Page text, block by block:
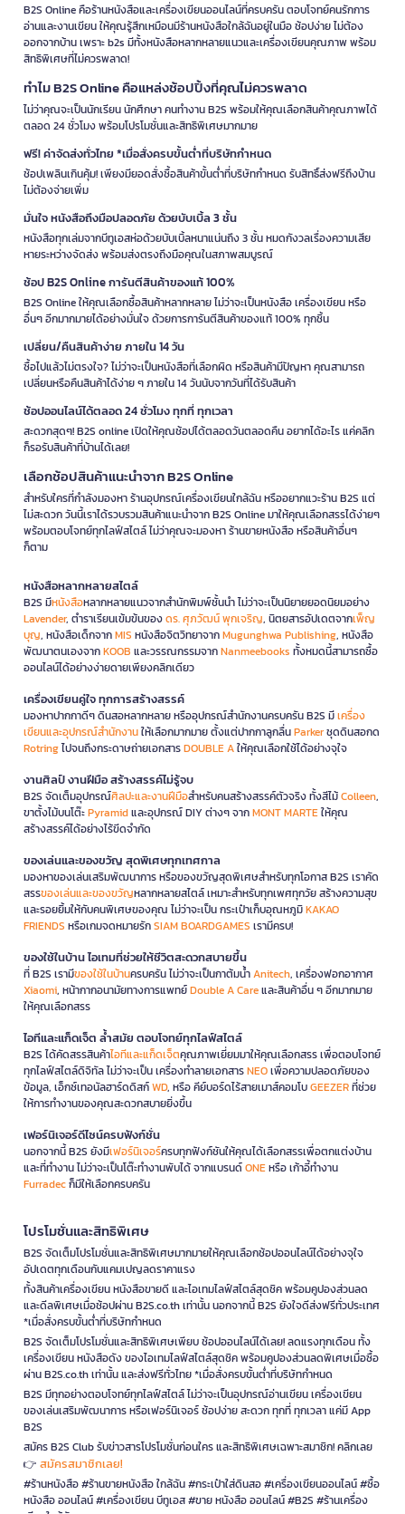
B2S Online คือร้านหนังสือและเครื่องเขียนออนไลน์ที่ครบครัน ตอบโจทย์คนรักการ
อ่านและงานเขียน ให้คุณรู้สึกเหมือนมีร้านหนังสือใกล้ฉันอยู่ในมือ ช้อปง่าย ไม่ต้อง
ออกจากบ้าน เพราะ b2s มีทั้งหนังสือหลากหลายแนวและเครื่องเขียนคุณภาพ พร้อม
สิทธิพิเศษที่ไม่ควรพลาด!
ทำไม B2S Online คือแหล่งช้อปปิ้งที่คุณไม่ควรพลาด
ไม่ว่าคุณจะเป็นนักเรียน นักศึกษา คนทำงาน B2S พร้อมให้คุณเลือกสินค้าคุณภาพได้
ตลอด 24 ชั่วโมง พร้อมโปรโมชั่นและสิทธิพิเศษมากมาย
ฟรี! ค่าจัดส่งทั่วไทย *เมื่อสั่งครบขั้นต่ำที่บริษัทกำหนด
ช้อปเพลินเกินคุ้ม! เพียงมียอดสั่งซื้อสินค้าขั้นต่ำที่บริษัทกำหนด รับสิทธิ์ส่งฟรีถึงบ้าน
ไม่ต้องจ่ายเพิ่ม
มั่นใจ หนังสือถึงมือปลอดภัย ด้วยบับเบิ้ล 3 ชั้น
หนังสือทุกเล่มจากบีทูเอสห่อด้วยบับเบิ้ลหนาแน่นถึง 3 ชั้น หมดกังวลเรื่องความเสีย
หายระหว่างจัดส่ง พร้อมส่งตรงถึงมือคุณในสภาพสมบูรณ์
ช้อป B2S Online การันตีสินค้าของแท้ 100%
B2S Online ให้คุณเลือกซื้อสินค้าหลากหลาย ไม่ว่าจะเป็นหนังสือ เครื่องเขียน หรือ
อื่นๆ อีกมากมายได้อย่างมั่นใจ ด้วยการการันตีสินค้าของแท้ 100% ทุกชิ้น
เปลี่ยน/คืนสินค้าง่าย ภายใน 14 วัน
ซื้อไปแล้วไม่ตรงใจ? ไม่ว่าจะเป็นหนังสือที่เลือกผิด หรือสินค้ามีปัญหา คุณสามารถ
เปลี่ยนหรือคืนสินค้าได้ง่าย ๆ ภายใน 14 วันนับจากวันที่ได้รับสินค้า
ช้อปออนไลน์ได้ตลอด 24 ชั่วโมง ทุกที่ ทุกเวลา
สะดวกสุดๆ! B2S online เปิดให้คุณช้อปได้ตลอดวันตลอดคืน อยากได้อะไร แค่คลิก
ก็รอรับสินค้าที่บ้านได้เลย!
เลือกช้อปสินค้าแนะนำจาก B2S Online
สำหรับใครที่กำลังมองหา ร้านอุปกรณ์เครื่องเขียนใกล้ฉัน หรืออยากแวะร้าน B2S แต่
ไม่สะดวก วันนี้เราได้รวบรวมสินค้าแนะนำจาก B2S Online มาให้คุณเลือกสรรได้ง่ายๆ
พร้อมตอบโจทย์ทุกไลฟ์สไตล์ ไม่ว่าคุณจะมองหา ร้านขายหนังสือ หรือสินค้าอื่นๆ
ก็ตาม
หนังสือหลากหลายสไตล์
B2S มีหนังสือหลากหลายแนวจากสำนักพิมพ์ชั้นนำ ไม่ว่าจะเป็นนิยายยอดนิยมอย่าง
Lavender, ตำราเรียนเข้มข้นของดร. ศุภวัฒน์ พุกเจริญ, นิตยสารอัปเดตจากเพ็ญ
บุญ, หนังสือเด็กจากMIS หนังสือจิตวิทยาจากMugunghwa Publishing, หนังสือ
พัฒนาตนเองจากKOOB และวรรณกรรมจากNanmeebooks ทั้งหมดนี้สามารถซื้อ
ออนไลน์ได้อย่างง่ายดายเพียงคลิกเดียว
เครื่องเขียนคู่ใจ ทุกการสร้างสรรค์
มองหาปากกาดีๆ ดินสอหลากหลาย หรืออุปกรณ์สำนักงานครบครัน B2S มีเครื่อง
เขียนและอุปกรณ์สำนักงานให้เลือกมากมาย ตั้งแต่ปากกาลูกลื่นParkerชุดดินสอกด
Rotringไปจนถึงกระดาษถ่ายเอกสารDOUBLE Aให้คุณเลือกใช้ได้อย่างจุใจ
งานศิลป์ งานฝีมือ สร้างสรรค์ไม่รู้จบ
B2S จัดเต็มอุปกรณ์ศิลปะและงานฝีมือสำหรับคนสร้างสรรค์ตัวจริง ทั้งสีไม้Colleen,
ขาตั้งไม้บนโต๊ะPyramidและอุปกรณ์ DIY ต่างๆ จากMONT MARTEให้คุณ
สร้างสรรค์ได้อย่างไร้ขีดจำกัด
ของเล่นและของขวัญ สุดพิเศษทุกเทศกาล
มองหาของเล่นเสริมพัฒนาการ หรือของขวัญสุดพิเศษสำหรับทุกโอกาส B2S เราคัด
สรรของเล่นและของขวัญหลากหลายสไตล์ เหมาะสำหรับทุกเพศทุกวัย สร้างความสุข
และรอยยิ้มให้กับคนพิเศษของคุณ ไม่ว่าจะเป็น กระเป๋าเก็บอุณหภูมิKAKAO
FRIENDS หรือเกมจดหมายรักSIAM BOARDGAMES เรามีครบ!
ของใช้ในบ้าน ไอเทมที่ช่วยให้ชีวิตสะดวกสบายขึ้น
ที่ B2S เรามีของใช้ในบ้านครบครัน ไม่ว่าจะเป็นกาต้มน้ำAnitech, เครื่องฟอกอากาศ
Xiaomi, หน้ากากอนามัยทางการแพทย์Double A Careและสินค้าอื่น ๆ อีกมากมาย
ให้คุณเลือกสรร
ไอทีและแก็ดเจ็ต ล้ำสมัย ตอบโจทย์ทุกไลฟ์สไตล์
B2S ได้คัดสรรสินค้าไอทีและแก็ดเจ็ตคุณภาพเยี่ยมมาให้คุณเลือกสรร เพื่อตอบโจทย์
ทุกไลฟ์สไตล์ดิจิทัล ไม่ว่าจะเป็น เครื่องทำลายเอกสารNEOเพื่อความปลอดภัยของ
ข้อมูล, เอ็กซ์เทอนัลฮาร์ดดิสก์WD, หรือ คีย์บอร์ดไร้สายเมาส์คอมโบGEEZERที่ช่วย
ให้การทำงานของคุณสะดวกสบายยิ่งขึ้น
เฟอร์นิเจอร์ดีไซน์ครบฟังก์ชั่น
นอกจากนี้ B2S ยังมีเฟอร์นิเจอร์ครบทุกฟังก์ชันให้คุณได้เลือกสรรเพื่อตกแต่งบ้าน
และที่ทำงาน ไม่ว่าจะเป็นโต๊ะทำงานพับได้ จากแบรนด์ONEหรือ เก้าอี้ทำงาน
Furradecก็มีให้เลือกครบครัน
โปรโมชั่นและสิทธิพิเศษ
B2S จัดเต็มโปรโมชั่นและสิทธิพิเศษมากมายให้คุณเลือกช้อปออนไลน์ได้อย่างจุใจ
อัปเดตทุกเดือนกับแคมเปญลดราคาแรง
ทั้งสินค้าเครื่องเขียน หนังสือขายดี และไอเทมไลฟ์สไตล์สุดชิค พร้อมคูปองส่วนลด
และดีลพิเศษเมื่อช้อปผ่าน B2S.co.th เท่านั้น นอกจากนี้ B2S ยังใจดีส่งฟรีทั่วประเทศ
*เมื่อสั่งครบขั้นต่ำที่บริษัทกำหนด
B2S จัดเต็มโปรโมชั่นและสิทธิพิเศษเพียบ ช้อปออนไลน์ได้เลย! ลดแรงทุกเดือน ทั้ง
เครื่องเขียน หนังสือดัง ของไอเทมไลฟ์สไตล์สุดชิค พร้อมคูปองส่วนลดพิเศษเมื่อซื้อ
ผ่าน B2S.co.th เท่านั้น และส่งฟรีทั่วไทย *เมื่อสั่งครบขั้นต่ำที่บริษัทกำหนด
B2S มีทุกอย่างตอบโจทย์ทุกไลฟ์สไตล์ ไม่ว่าจะเป็นอุปกรณ์อ่านเขียน เครื่องเขียน
ของเล่นเสริมพัฒนาการ หรือเฟอร์นิเจอร์ ช้อปง่าย สะดวก ทุกที่ ทุกเวลา แค่มี App
B2S
สมัคร B2S Club รับข่าวสารโปรโมชั่นก่อนใคร และสิทธิพิเศษเฉพาะสมาชิก! คลิกเลย
👉 สมัครสมาชิกเลย!
#ร้านหนังสือ #ร้านขายหนังสือ ใกล้ฉัน #กระเป๋าใส่ดินสอ #เครื่องเขียนออนไลน์ #ซื้อ
หนังสือ ออนไลน์ #เครื่องเขียน บีทูเอส #ขาย หนังสือ ออนไลน์ #B2S #ร้านเครื่อง